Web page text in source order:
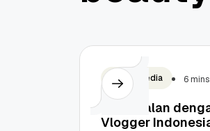
Social Media 6
Berkenalan
Vlogger